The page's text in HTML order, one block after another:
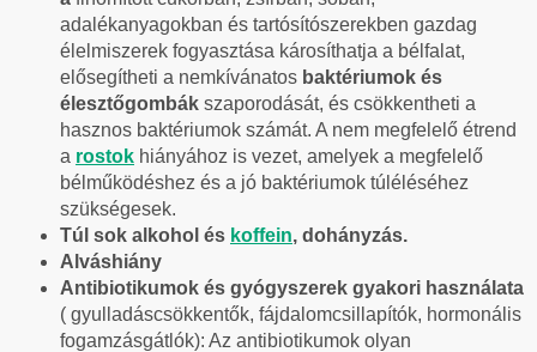
adalékanyagokban és tartósítószerekben gazdag
élelmiszerek fogyasztása károsíthatja a bélfalat,
elősegítheti a nemkívánatos baktériumok és
élesztőgombák szaporodását, és csökkentheti a
hasznos baktériumok számát. A nem megfelelő étrend
a rostok hiányához is vezet, amelyek a megfelelő
bélműködéshez és a jó baktériumok túléléséhez
szükségesek.
Túl sok alkohol és koffein, dohányzás.
Alváshiány
Antibiotikumok és gyógyszerek gyakori használata
( gyulladáscsökkentők, fájdalomcsillapítók, hormonális
fogamzásgátlók): Az antibiotikumok olyan